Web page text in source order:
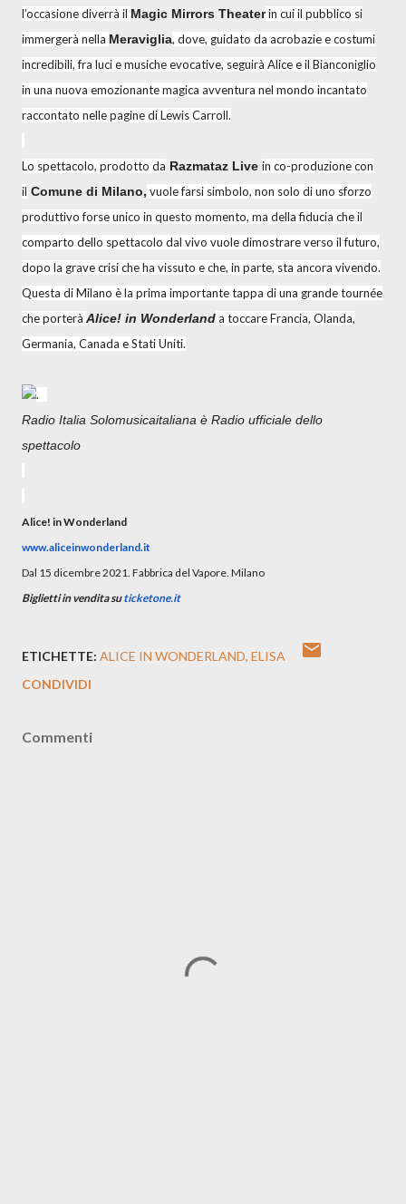
l’occasione diverrà il Magic Mirrors Theaterin cui il pubblico si
immergerà nella Meraviglia, dove, guidato da acrobazie e costumi
incredibili, fra luci e musiche evocative, seguirà Alice e il Bianconiglio
in una nuova emozionante magica avventura nel mondo incantato
raccontato nelle pagine di Lewis Carroll.
Lo spettacolo, prodotto da Razmataz Live in co-produzione con
il Comune di Milano, vuole farsi simbolo, non solo di uno sforzo
produttivo forse unico in questo momento, ma della fiducia che il
comparto dello spettacolo dal vivo vuole dimostrare verso il futuro,
dopo la grave crisi che ha vissuto e che, in parte, sta ancora vivendo.
Questa di Milano è la prima importante tappa di una grande tournée
che porterà Alice! in Wonderlanda toccare Francia, Olanda,
Germania, Canada e Stati Uniti.
.
Radio Italia Solomusicaitaliana è Radio ufficiale dello
spettacolo
Alice! in Wonderland
www.aliceinwonderland.it
Dal 15 dicembre 2021. Fabbrica del Vapore. Milano
Biglietti in vendita suticketone.it
ETICHETTE: ALICE IN WONDERLAND ELISA
CONDIVIDI
Commenti